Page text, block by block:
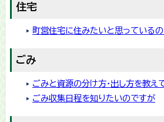
住宅
町営住宅に住みたいと思っている
ごみ
ごみと資源の分け方・出し方を教え
ごみ収集日程を知りたいのですが